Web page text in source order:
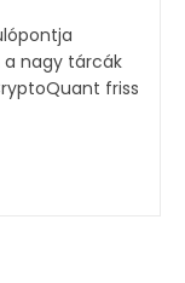
nagy tárcák